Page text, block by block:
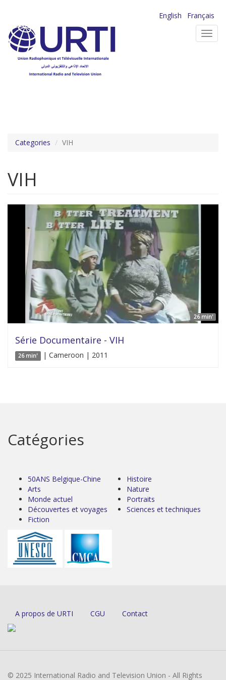
contenu
principal
English
Français
Categories VIH
VIH
26 min'
Série Documentaire - VIH
26 min' | Cameroon | 2011
Catégories
50ANS Belgique-Chine
Arts
Monde actuel
Découvertes et voyages
Fiction
Histoire
Nature
Portraits
Sciences et techniques
A propos de URTI CGU Contact
© 2025 International Radio and Television Union - All Rights